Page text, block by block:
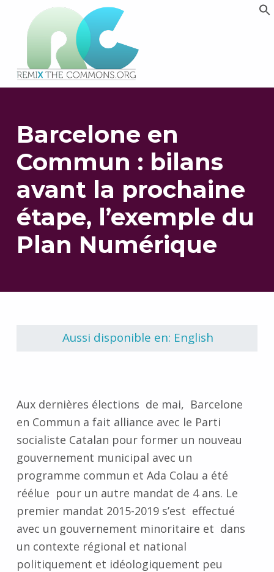
PLATEFORME MULTIMÉDIA OUVERTE ET COLLABORATIVE SUR LES COMMUNS
Barcelone en
Commun : bilans
avant la prochaine
étape, l’exemple du
Plan Numérique
Aussi disponible en: English
Aux dernières élections de mai, Barcelone
en Commun a fait alliance avec le Parti
socialiste Catalan pour former un nouveau
gouvernement municipal avec un
programme commun et Ada Colau a été
réélue pour un autre mandat de 4 ans. Le
premier mandat 2015-2019 s’est effectué
avec un gouvernement minoritaire et dans
un contexte régional et national
politiquement et idéologiquement peu